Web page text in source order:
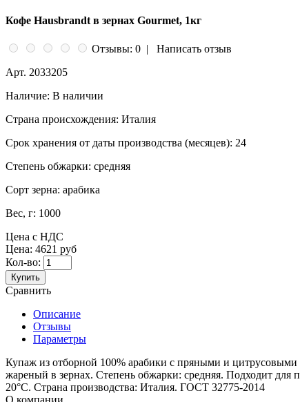
Кофе Hausbrandt в зернах Gourmet, 1кг
Отзывы: 0 |
Написать отзыв
Арт. 2033205
Наличие: В наличии
Страна происхождения: Италия
Срок хранения от даты производства (месяцев): 24
Степень обжарки: средняя
Сорт зерна: арабика
Вес, г: 1000
Цена с НДС
Цена: 4621 руб
Кол-во:
Купить
Сравнить
Описание
Отзывы
Параметры
Купаж из отборной 100% арабики с пряными и цитрусовыми
жареный в зернах. Степень обжарки: средняя. Подходит
20°С. Страна производства: Италия. ГОСТ 32775-2014
О компании